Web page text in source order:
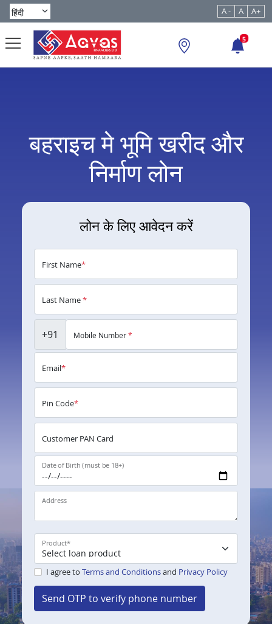
A - A A+
5
बहराइच मे भूमि खरीद और
निर्माण लोन
लोन के लिए आवेदन करें
First Name*
Last Name*
+91 Mobile Number*
Email*
Pin Code*
Customer PAN Card
Date of Birth (must be 18+)
Address
Product*
I agree to Terms and Conditionsand Privacy Policy
Send OTP to verify phone number